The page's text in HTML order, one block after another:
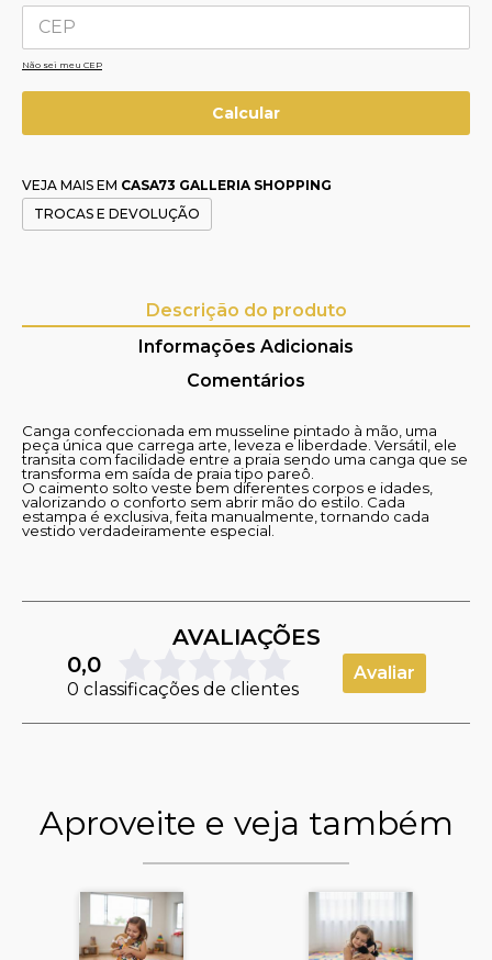
Não sei meu CEP
VEJA MAIS EM CASA73 GALLERIA SHOPPING
TROCAS E DEVOLUÇÃO
Descrição do produto
Informações Adicionais
Comentários
Canga confeccionada em musseline pintado à mão, uma
peça única que carrega arte, leveza e liberdade. Versátil, ele
transita com facilidade entre a praia sendo uma canga que se
transforma em saída de praia tipo pareô.
O caimento solto veste bem diferentes corpos e idades,
valorizando o conforto sem abrir mão do estilo. Cada
estampa é exclusiva, feita manualmente, tornando cada
vestido verdadeiramente especial.
AVALIAÇÕES
0,0
0 classificações de clientes
Avaliar
Aproveite e veja também